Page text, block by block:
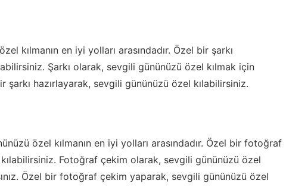
kılmanın en iyi yolları arasındadır. Özel bir şarkı
Şarkı olarak, sevgili gününüzü özel kılmak için
şarkı hazırlayarak, sevgili gününüzü özel kılabilirsiniz.
özel kılmanın en iyi yolları arasındadır. Özel bir fotoğraf
Fotoğraf çekim olarak, sevgili gününüzü özel
Özel bir fotoğraf çekim yaparak, sevgili gününüzü özel